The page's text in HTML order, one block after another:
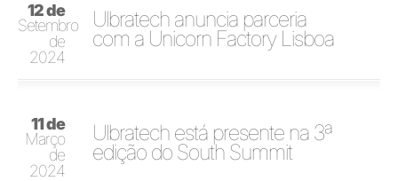
12 de
Setembro
de
2024
Ulbratech anuncia parceria
com a Unicorn Factory Lisboa
11 de
Março
de
2024
Ulbratech está presente na 3ª
edição do South Summit